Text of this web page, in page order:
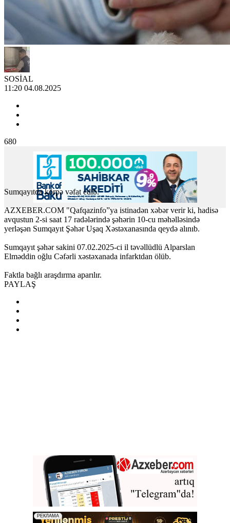
SOSİAL
11:20 04.08.2025
680
Sumqayıtda körpə vəfat edib.
AZXEBER.COM "Qafqazinfo”ya istinadən xəbər verir ki, hadisə
avqustun 2-si saat 17 radələrində şəhərin 10-cu məhəlləsində
yerləşən Sumqayıt Şəhər Uşaq Xəstəxanasında qeydə alınıb.
Sumqayıt şəhər sakini 07.02.2025-ci il təvəllüdlü Alparslan
Elməddin oğlu Cəfərli xəstəxanada infarktdan ölüb.
Faktla bağlı araşdırma aparılır.
PAYLAŞ